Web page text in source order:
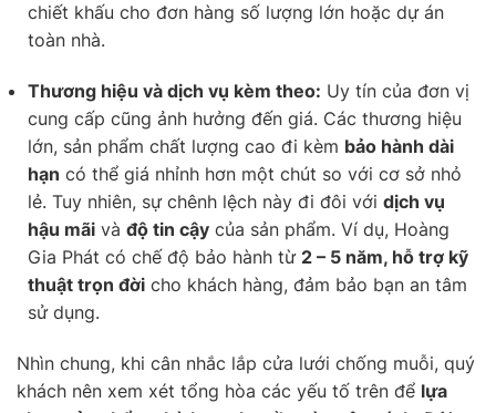
chiết khấu cho đơn hàng số lượng lớn hoặc dự án
toàn nhà.
Thương hiệu và dịch vụ kèm theo: Uy tín của đơn vị
cung cấp cũng ảnh hưởng đến giá. Các thương hiệu
lớn, sản phẩm chất lượng cao đi kèm bảo hành dài
hạn có thể giá nhỉnh hơn một chút so với cơ sở nhỏ
lẻ. Tuy nhiên, sự chênh lệch này đi đôi với dịch vụ
hậu mãi và độ tin cậy của sản phẩm. Ví dụ, Hoàng
Gia Phát có chế độ bảo hành từ 2 – 5 năm, hỗ trợ kỹ
thuật trọn đời cho khách hàng, đảm bảo bạn an tâm
sử dụng.
Nhìn chung, khi cân nhắc lắp cửa lưới chống muỗi, quý
khách nên xem xét tổng hòa các yếu tố trên để lựa